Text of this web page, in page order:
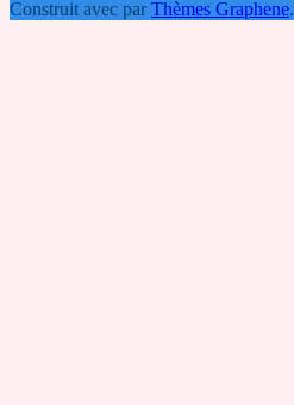
Construit avec par Thèmes Graphene.